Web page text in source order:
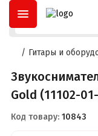
ОПЛАТА
Гитары и
Gold (11102-
Код товару: 10843